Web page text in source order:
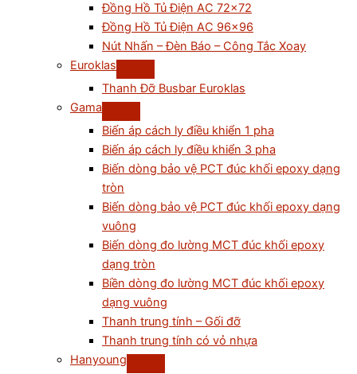
Đồng Hồ Tủ Điện AC 72×72
Đồng Hồ Tủ Điện AC 96×96
Nút Nhấn – Đèn Báo – Công Tắc Xoay
Euroklas
Thanh Đỡ Busbar Euroklas
Gama
Biến áp cách ly điều khiển 1 pha
Biến áp cách ly điều khiển 3 pha
Biến dòng bảo vệ PCT đúc khối epoxy dạng
tròn
Biến dòng bảo vệ PCT đúc khối epoxy dạng
vuông
Biến dòng đo lường MCT đúc khối epoxy
dạng tròn
Biền dòng đo lường MCT đúc khối epoxy
dạng vuông
Thanh trung tính – Gối đỡ
Thanh trung tính có vỏ nhựa
Hanyoung